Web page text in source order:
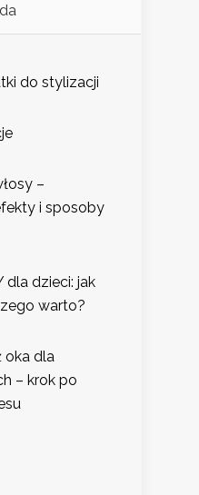
do stylizacji
–
i sposoby
dla dzieci: jak
warto?
oka dla
– krok po